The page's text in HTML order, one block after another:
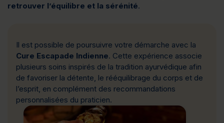
retrouver l’équilibre et la sérénité.
Il est possible de poursuivre votre démarche avec la
Cure Escapade Indienne. Cette expérience associe
plusieurs soins inspirés de la tradition ayurvédique afin
de favoriser la détente, le rééquilibrage du corps et de
l’esprit, en complément des recommandations
personnalisées du praticien.